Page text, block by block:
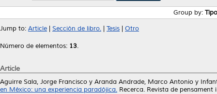
Group by:
Jump to: Article Sección de libro. Tesis Otro
Número de elementos: 13.
Article
Aguirre Sala, Jorge Francisco y Aranda Andrade, Marco Antonio y
en México: una experiencia paradójica. Recerca. Revista de pensament